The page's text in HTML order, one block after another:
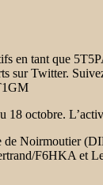
en tant que
sur Twitter.
octobre.
Noirmoutier
F6HKA et